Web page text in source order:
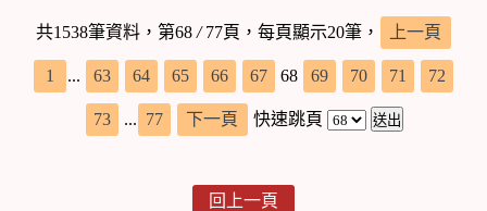
共1538筆資料，第68/77頁，每頁顯示20筆， 上一頁
1 ... 63 64 65 66 67 68 69 70 71 72
73 ... 77 下一頁 快速跳頁
回上一頁